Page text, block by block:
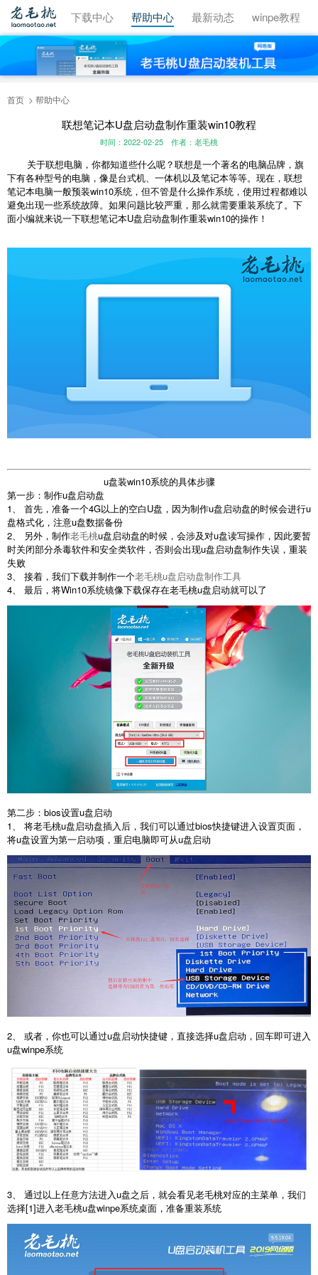
视频教程 下载中心 帮助中心 最新动态 winpe教程
首页 帮助中心
联想笔记本U盘启动盘制作重装win10教程
时间：2022-02-25 作者：老毛桃
关于联想电脑，你都知道些什么呢？联想是一个著名的电脑品牌，旗
下有各种型号的电脑，像是台式机、一体机以及笔记本等等。现在，联想
笔记本电脑一般预装win10系统，但不管是什么操作系统，使用过程都难以
避免出现一些系统故障。如果问题比较严重，那么就需要重装系统了。下
面小编就来说一下联想笔记本U盘启动盘制作重装win10的操作！
u盘装win10系统的具体步骤
第一步：制作u盘启动盘
1、 首先，准备一个4G以上的空白U盘，因为制作u盘启动盘的时候会进行u
盘格式化，注意u盘数据备份
2、 另外，制作老毛桃u盘启动盘的时候，会涉及对u盘读写操作，因此要暂
时关闭部分杀毒软件和安全类软件，否则会出现u盘启动盘制作失误，重装
失败
3、 接着，我们下载并制作一个老毛桃u盘启动盘制作工具
4、 最后，将Win10系统镜像下载保存在老毛桃u盘启动就可以了
第二步：bios设置u盘启动
1、 将老毛桃u盘启动盘插入后，我们可以通过bios快捷键进入设置页面，
将u盘设置为第一启动项，重启电脑即可从u盘启动
2、 或者，你也可以通过u盘启动快捷键，直接选择u盘启动，回车即可进入
u盘winpe系统
3、 通过以上任意方法进入u盘之后，就会看见老毛桃对应的主菜单，我们
选择[1]进入老毛桃u盘winpe系统桌面，准备重装系统